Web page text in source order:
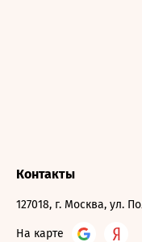
Контакты
127018, г. Москва, ул.
На карте